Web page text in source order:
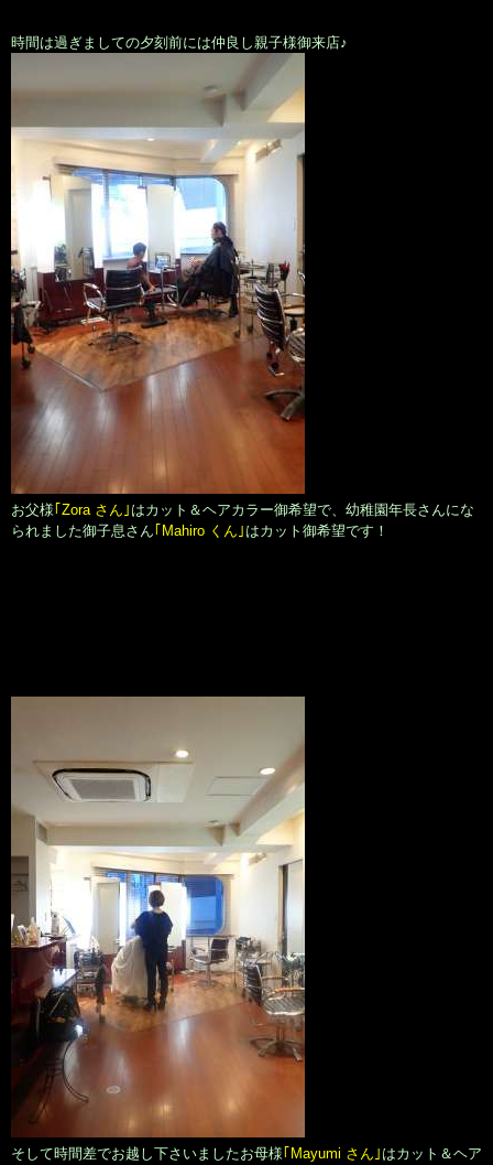
時間は過ぎましての夕刻前には仲良し親子様御来店♪
お父様｢Zora さん｣ はカット＆ヘアカラー御希望で、幼稚園年長さんにな
られました御子息さん｢Mahiro くん｣ はカット御希望です！
そして時間差でお越し下さいましたお母様｢Mayumi さん｣ はカット＆ヘア